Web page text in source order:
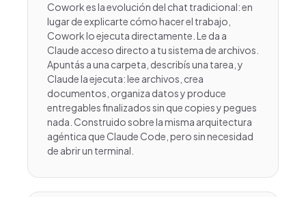
Cowork es la evolución del chat tradicional: en
lugar de explicarte cómo hacer el trabajo,
Cowork lo ejecuta directamente. Le da a
Claude acceso directo a tu sistema de archivos.
Apuntás a una carpeta, describís una tarea, y
Claude la ejecuta: lee archivos, crea
documentos, organiza datos y produce
entregables finalizados sin que copies y pegues
nada. Construido sobre la misma arquitectura
agéntica que Claude Code, pero sin necesidad
de abrir un terminal.